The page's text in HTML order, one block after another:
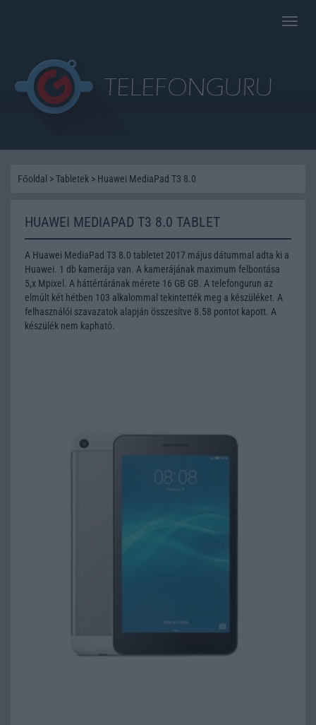
Toggle
Főoldal >Tabletek > Huawei MediaPad T3 8.0
HUAWEI MEDIAPAD T3 8.0 TABLET
A Huawei MediaPad T3 8.0 tabletet 2017 május dátummal adta ki a
Huawei. 1 db kamerája van. A kamerájának maximum felbontása
5,x Mpixel. A háttértárának mérete 16 GB GB. A telefongurun az
elmúlt két hétben 103 alkalommal tekintették meg a készüléket. A
felhasználói szavazatok alapján összesítve 8.58 pontot kapott. A
készülék nem kapható.